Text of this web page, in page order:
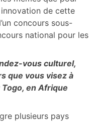
innovation de cette
concours sous-
national pour les
vous culturel,
que vous visez à
en Afrique
plusieurs pays